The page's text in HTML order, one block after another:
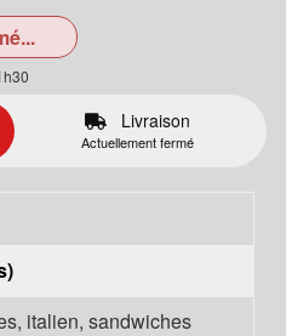
Livraison
Actuellement fermé
italien, sandwiches